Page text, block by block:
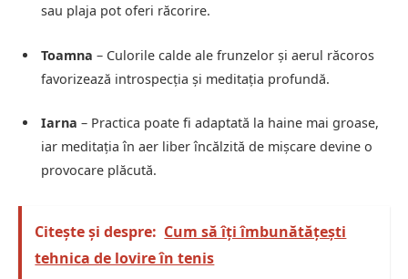
sau plaja pot oferi răcorire.
Toamna – Culorile calde ale frunzelor și aerul răcoros
favorizează introspecția și meditația profundă.
Iarna – Practica poate fi adaptată la haine mai groase,
iar meditația în aer liber încălzită de mișcare devine o
provocare plăcută.
Citește și despre: Cum să îți îmbunătățești
tehnica de lovire în tenis